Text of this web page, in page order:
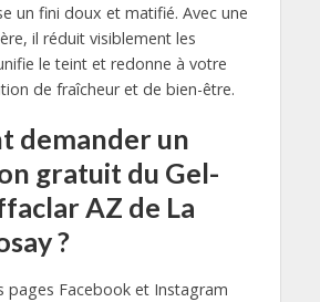
un fini doux et matifié. Avec une
il réduit visiblement les
le teint et redonne à votre
de fraîcheur et de bien-être.
demander un
gratuit du Gel-
AZ de La
?
pages Facebook et Instagram